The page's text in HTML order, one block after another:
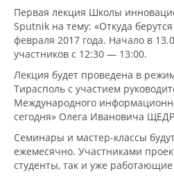
Первая лекция Школы
Sputnik на тему: «Откуда
февраля 2017 года. Начало в
участников с 12:30 — 13:00.
Лекция будет проведена в
Тирасполь с участием
Международного
сегодня» Олега Ивановича
Семинары и мастер-классы
ежемесячно. Участниками
студенты, так и уже